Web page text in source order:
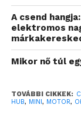
Mondanunk
A csend
elektromos
Mikor nő túl
TOVÁBBI CIKKEK:
HUB, MINI, MOTOR,